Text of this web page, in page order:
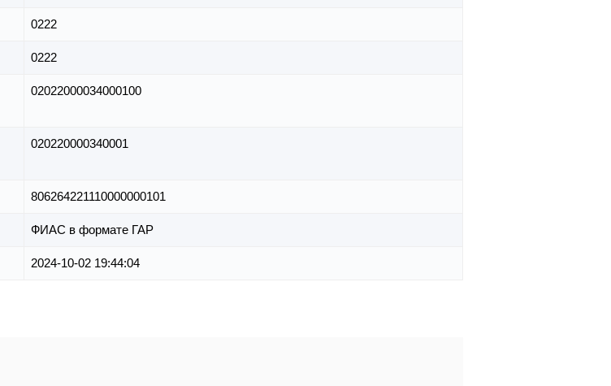
0222
0222
02022000034000100
020220000340001
806264221110000000101
ФИАС в формате ГАР
2024-10-02 19:44:04